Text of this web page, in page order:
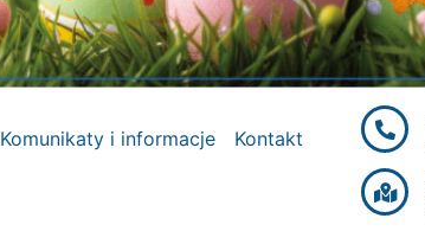
Komunikaty i informacje Kontakt